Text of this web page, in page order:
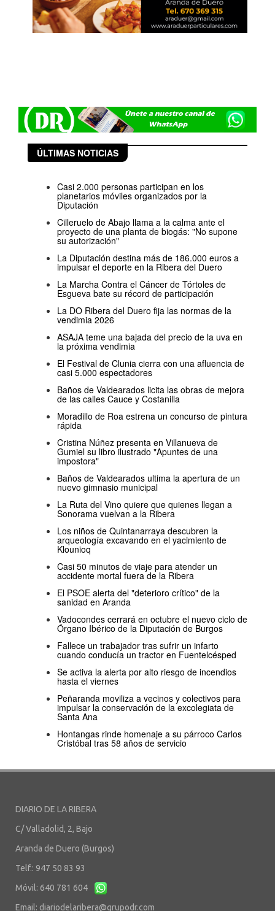
ÚLTIMAS NOTICIAS
Casi 2.000 personas participan en los
planetarios móviles organizados por la
Diputación
Cilleruelo de Abajo llama a la calma ante el
proyecto de una planta de biogás: "No supone
su autorización"
La Diputación destina más de 186.000 euros a
impulsar el deporte en la Ribera del Duero
La Marcha Contra el Cáncer de Tórtoles de
Esgueva bate su récord de participación
La DO Ribera del Duero fija las normas de la
vendimia 2026
ASAJA teme una bajada del precio de la uva en
la próxima vendimia
El Festival de Clunia cierra con una afluencia de
casi 5.000 espectadores
Baños de Valdearados licita las obras de mejora
de las calles Cauce y Costanilla
Moradillo de Roa estrena un concurso de pintura
rápida
Cristina Núñez presenta en Villanueva de
Gumiel su libro ilustrado "Apuntes de una
impostora"
Baños de Valdearados ultima la apertura de un
nuevo gimnasio municipal
La Ruta del Vino quiere que quienes llegan a
Sonorama vuelvan a la Ribera
Los niños de Quintanarraya descubren la
arqueología excavando en el yacimiento de
Klounioq
Casi 50 minutos de viaje para atender un
accidente mortal fuera de la Ribera
El PSOE alerta del "deterioro crítico" de la
sanidad en Aranda
Vadocondes cerrará en octubre el nuevo ciclo de
Órgano Ibérico de la Diputación de Burgos
Fallece un trabajador tras sufrir un infarto
cuando conducía un tractor en Fuentelcésped
Se activa la alerta por alto riesgo de incendios
hasta el viernes
Peñaranda moviliza a vecinos y colectivos para
impulsar la conservación de la excolegiata de
Santa Ana
Hontangas rinde homenaje a su párroco Carlos
Cristóbal tras 58 años de servicio
DIARIO DE LA RIBERA
C/ Valladolid, 2, Bajo
Aranda de Duero (Burgos)
Telf.: 947 50 83 93
Móvil: 640 781 604
Email: diariodelaribera@grupodr.com